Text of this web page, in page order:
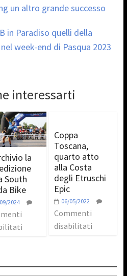
un altro grande successo
in Paradiso quelli della
week-end di Pasqua 2023
interessarti
la
South
Bike
2024
Coppa
Toscana,
quarto atto
alla Costa
degli Etruschi
Epic
06/05/2022
Commenti
disabilitati